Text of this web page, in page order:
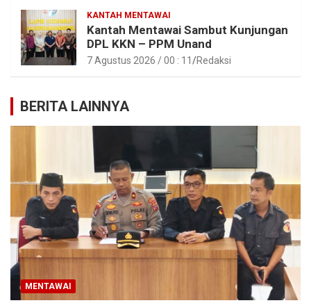
KANTAH MENTAWAI
Kantah Mentawai Sambut Kunjungan
DPL KKN – PPM Unand
7 Agustus 2026 / 00 : 11 Redaksi
BERITA LAINNYA
MENTAWAI